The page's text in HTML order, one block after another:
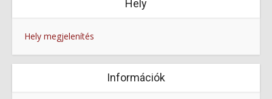
Hely
Hely megjelenítés
Információk